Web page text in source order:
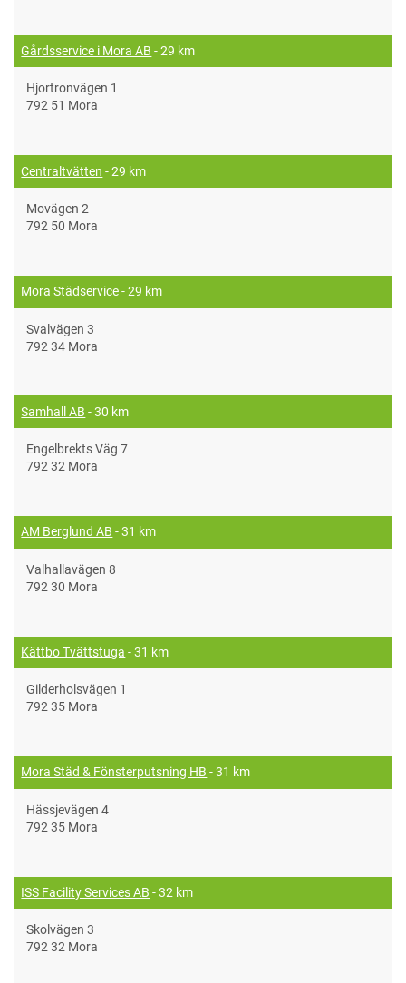
Gårdsservice i Mora AB - 29 km
Hjortronvägen 1
792 51 Mora
Centraltvätten - 29 km
Movägen 2
792 50 Mora
Mora Städservice- 29 km
Svalvägen 3
792 34 Mora
Samhall AB - 30 km
Engelbrekts Väg 7
792 32 Mora
AM Berglund AB - 31 km
Valhallavägen 8
792 30 Mora
Kättbo Tvättstuga - 31 km
Gilderholsvägen 1
792 35 Mora
Mora Städ & Fönsterputsning HB - 31 km
Hässjevägen 4
792 35 Mora
ISS Facility Services AB - 32 km
Skolvägen 3
792 32 Mora